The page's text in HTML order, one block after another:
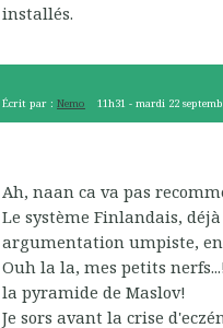
installés.
Écrit par : Nemo 11h31 -mardi 22
Ah, naan ca va pas
Le système Finlandais,
argumentation umpiste, en
Ouh la la, mes petits
la pyramide de Maslov!
Je sors avant la crise